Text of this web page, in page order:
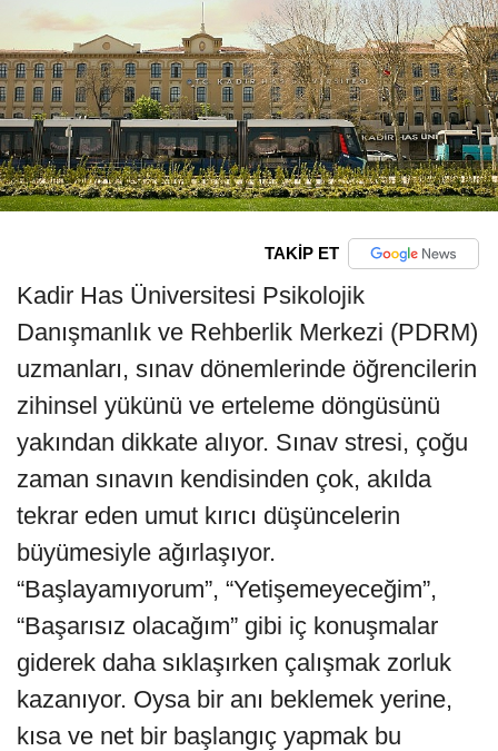
TAKİP ET
Kadir Has Üniversitesi Psikolojik
Danışmanlık ve Rehberlik Merkezi (PDRM)
uzmanları, sınav dönemlerinde öğrencilerin
zihinsel yükünü ve erteleme döngüsünü
yakından dikkate alıyor. Sınav stresi, çoğu
zaman sınavın kendisinden çok, akılda
tekrar eden umut kırıcı düşüncelerin
büyümesiyle ağırlaşıyor.
“Başlayamıyorum”, “Yetişemeyeceğim”,
“Başarısız olacağım” gibi iç konuşmalar
giderek daha sıklaşırken çalışmak zorluk
kazanıyor. Oysa bir anı beklemek yerine,
kısa ve net bir başlangıç yapmak bu